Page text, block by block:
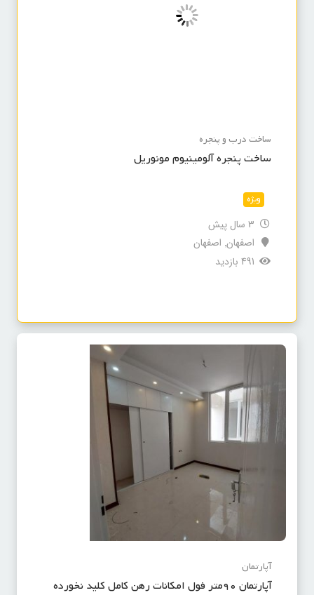
ساخت درب و پنجره
ساخت پنجره آلومینیوم مونوریل
ویژه
3 سال پیش
اصفهان,اصفهان
491 بازدید
آپارتمان
آپارتمان ۹۰متر فول امکانات رهن کامل کلید نخورده